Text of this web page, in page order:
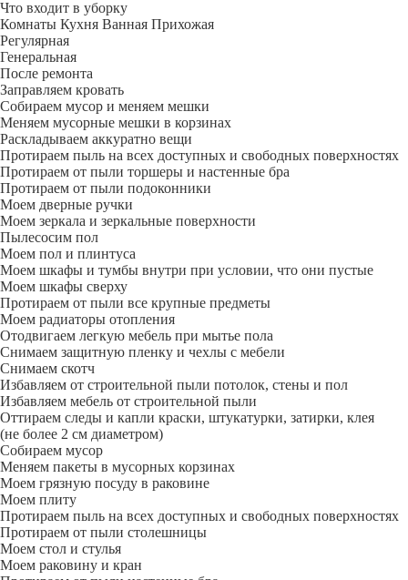
Что входит в уборку
Регу­лярная
Гене­ральная
После ремонта
Заправляем кровать
Собираем мусор и меняем мешки
Меняем мусорные мешки в корзинах
Раскладываем аккуратно вещи
Протираем пыль на всех доступных и свободных поверхностях
Протираем от пыли торшеры и настенные бра
Протираем от пыли подоконники
Моем дверные ручки
Моем зеркала и зеркальные поверхности
Пылесосим пол
Моем пол и плинтуса
Моем шкафы и тумбы внутри при условии, что они пустые
Моем шкафы сверху
Протираем от пыли все крупные предметы
Моем радиаторы отопления
Отодвигаем легкую мебель при мытье пола
Снимаем защитную пленку и чехлы с мебели
Снимаем скотч
Избавляем от строительной пыли потолок, стены и пол
Избавляем мебель от строительной пыли
Оттираем следы и капли краски, штукатурки, затирки, клея
(не более 2 см диаметром)
Собираем мусор
Меняем пакеты в мусорных корзинах
Моем грязную посуду в раковине
Моем плиту
Протираем пыль на всех доступных и свободных поверхностях
Протираем от пыли столешницы
Моем стол и стулья
Моем раковину и кран